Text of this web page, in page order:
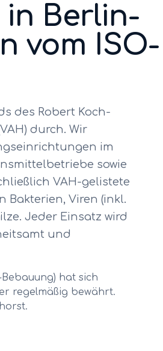
Berlin-
vom ISO-
des Robert Koch-
durch. Wir
im
sowie
VAH-gelistete
Bakterien, Viren (inkl.
Jeder Einsatz wird
und
) hat sich
regelmäßig bewährt.
.